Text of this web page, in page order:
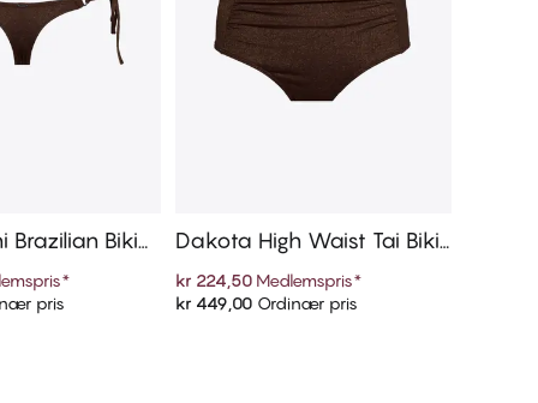
Bikini
*
pris Legg i handlekurven
Dakota High Waist Tai Biki
kr 224,50 Medlemspris*
kr 449,00Ordinær pris